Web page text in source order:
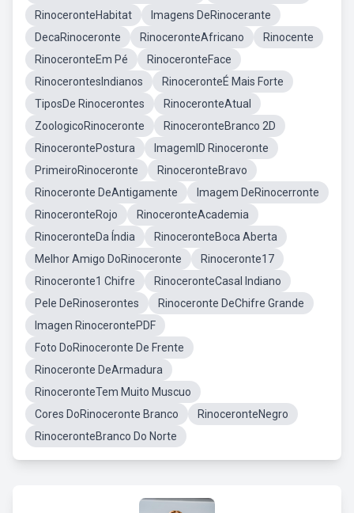
RinoceronteHabitat
Imagens DeRinocerante
DecaRinoceronte
RinoceronteAfricano
Rinocente
RinoceronteEm Pé
RinoceronteFace
RinocerontesIndianos
RinoceronteÉ Mais Forte
TiposDe Rinocerontes
RinoceronteAtual
ZoologicoRinoceronte
RinoceronteBranco 2D
RinocerontePostura
ImagemID Rinoceronte
PrimeiroRinoceronte
RinoceronteBravo
Rinoceronte DeAntigamente
Imagem DeRinocerronte
RinoceronteRojo
RinoceronteAcademia
RinoceronteDa Índia
RinoceronteBoca Aberta
Melhor Amigo DoRinoceronte
Rinoceronte17
Rinoceronte1 Chifre
RinoceronteCasal Indiano
Pele DeRinoserontes
Rinoceronte DeChifre Grande
Imagen RinocerontePDF
Foto DoRinoceronte De Frente
Rinoceronte DeArmadura
RinoceronteTem Muito Muscuo
Cores DoRinoceronte Branco
RinoceronteNegro
RinoceronteBranco Do Norte